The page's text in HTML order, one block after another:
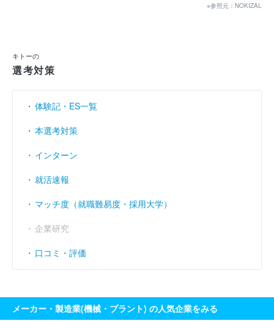
売上伸び率
営業利益率 （％） 8.6 9.89 17.53
経常利益率 （％）
※参照元：NOKIZAL
キトーの
選考対策
体験記・ES一覧
本選考対策
インターン
就活速報
マッチ度（就職難易度・採用大学）
企業研究
口コミ・評価
メーカー・製造業(機械・プラント) の人気企業をみる